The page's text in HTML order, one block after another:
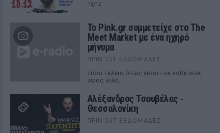
18/12
Το Pink.gr συμμετείχε στο The
Meet Market με ένα ηχηρό
μήνυμα
ΠΡΙΝ 251 ΕΒΔΟΜΆΔΕΣ
Είσαι τέλεια όπως είσαι - σε κάθε size,
ύψος, κιλά.
Αλέξανδρος Τσουβέλας ‑
Θεσσαλονίκη
ΠΡΙΝ 267 ΕΒΔΟΜΆΔΕΣ